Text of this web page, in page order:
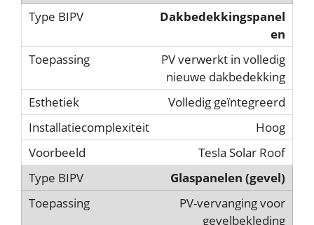
Dakbedekkingspanel
en
PV verwerkt in volledig
nieuwe dakbedekking
Volledig geïntegreerd
Hoog
Tesla Solar Roof
Glaspanelen (gevel)
PV-vervanging voor
gevelbekleding